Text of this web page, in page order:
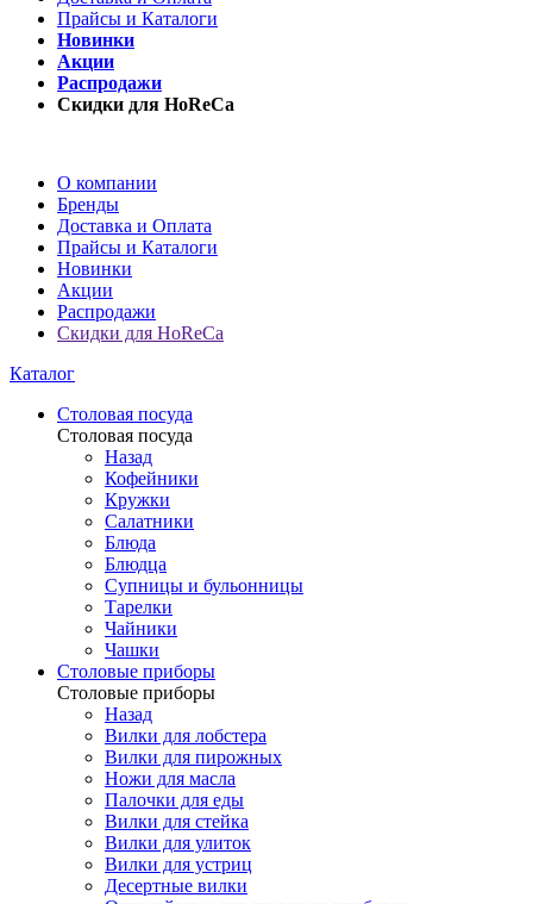
Прайсы и Каталоги
Новинки
Акции
Распродажи
Скидки для HoReCa
О компании
Бренды
Доставка и Оплата
Прайсы и Каталоги
Новинки
Акции
Распродажи
Скидки для HoReCa
Каталог
Столовая посуда
Столовая посуда
Назад
Кофейники
Кружки
Салатники
Блюда
Блюдца
Супницы и бульонницы
Тарелки
Чайники
Чашки
Cтоловые приборы
Cтоловые приборы
Назад
Вилки для лобстера
Вилки для пирожных
Ножи для масла
Палочки для еды
Вилки для стейка
Вилки для улиток
Вилки для устриц
Десертные вилки